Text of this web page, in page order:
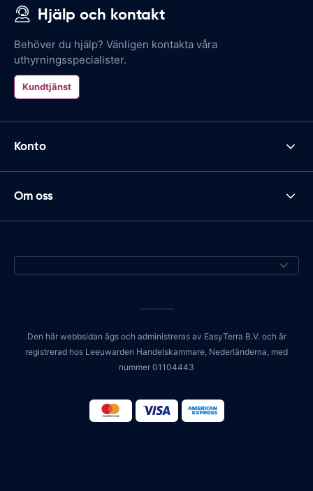
Hjälp och kontakt
Behöver du hjälp? Vänligen kontakta våra
uthyrningsspecialister.
Kundtjänst
Konto
Om oss
Den här webbsidan ägs och administreras av EasyTerra B.V. och är
registrerad hos Leeuwarden Handelskammare, Nederländerna, med
nummer 01104443